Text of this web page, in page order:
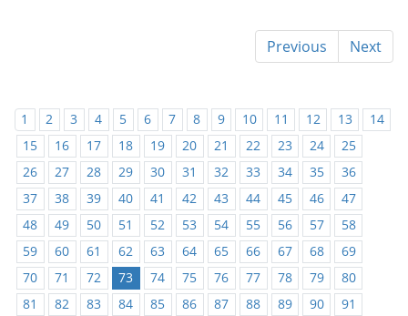
Previous Next
1 2 3 4 5 6 7 8 9 10 11 12 13
14
15
16 17 18 19 20 21 22 23 24
25
26
27 28 29 30 31 32 33 34 35
36
37
38 39 40 41 42 43 44 45 46
47
48
49 50 51 52 53 54 55 56 57
58
59
60 61 62 63 64 65 66 67 68
69
70
71 72 73 74 75 76 77 78 79
80
81
82 83 84 85 86 87 88 89 90
91